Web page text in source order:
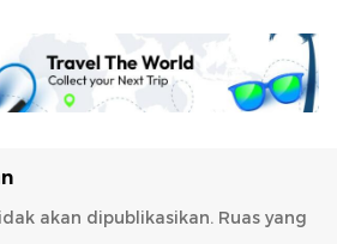
akan dipublikasikan. Ruas yang